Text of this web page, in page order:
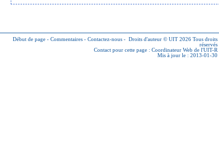
Début de page - Commentaires - Contactez-nous - Droits d'auteur © UIT 2026 Tous droits
réservés
Contact pour cette page : Coordinateur Web de l'UIT-R
Mis à jour le : 2013-01-30